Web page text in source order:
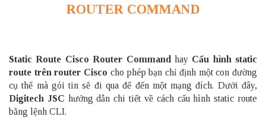
ROUTER COMMAND
Static Route CiscoRouter Command hay Cấu hình static
route trên router Cisco cho phép bạn chỉ định một con đường
cụ thể mà gói tin sẽ đi qua để đến một mạng đích. Dưới đây,
Digitech JSC hướng dẫn chi tiết về cách cấu hình static route
bằng lệnh CLI.